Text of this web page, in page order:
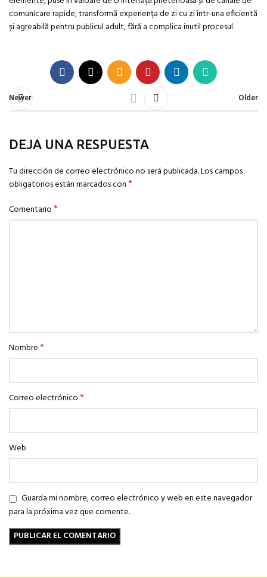
comunicare rapide, transformă experiența de zi cu zi într-una eficientă
și agreabilă pentru publicul adult, fără a complica inutil procesul.
Newer Older
DEJA UNA RESPUESTA
Tu dirección de correo electrónico no será publicada.Los campos
obligatorios están marcados con*
Comentario*
Nombre*
Correo electrónico*
Web
Guarda mi nombre, correo electrónico y web en este navegador
para la próxima vez que comente.